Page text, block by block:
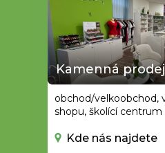
Kamenná
obchod/velkoobchod,
shopu, školící centrum
Kde nás najdete